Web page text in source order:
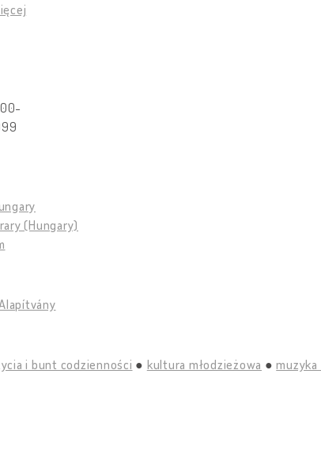
(Hungary)
i bunt codzienności kultura młodzieżowa